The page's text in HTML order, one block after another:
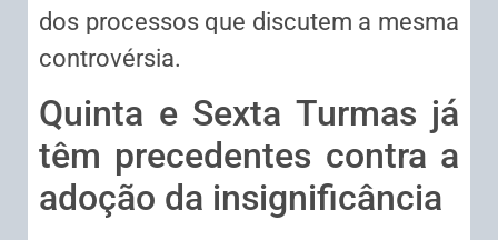
dos processos que discutem a mesma
controvérsia.
Quinta e Sexta Turmas já
têm precedentes contra a
adoção da insignificância